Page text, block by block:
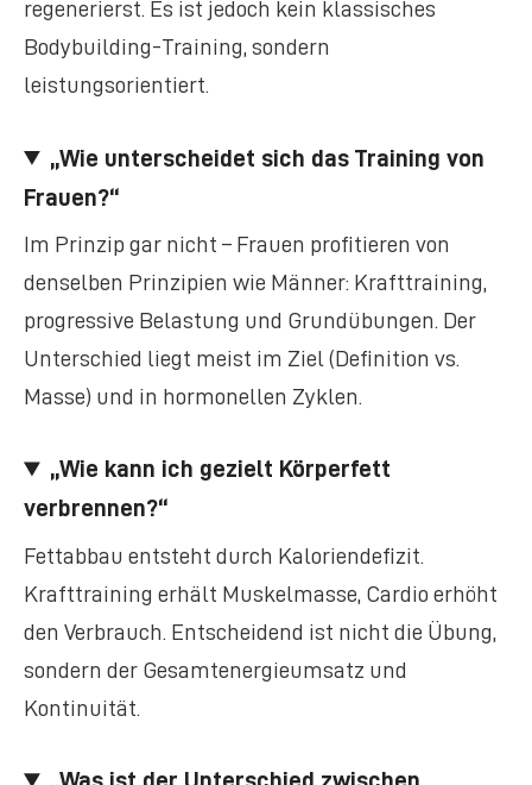
regenerierst. Es ist jedoch kein klassisches
Bodybuilding-Training, sondern
leistungsorientiert.
„Wie unterscheidet sich das Training von
Frauen?“
Im Prinzip gar nicht – Frauen profitieren von
denselben Prinzipien wie Männer: Krafttraining,
progressive Belastung und Grundübungen. Der
Unterschied liegt meist im Ziel (Definition vs.
Masse) und in hormonellen Zyklen.
„Wie kann ich gezielt Körperfett
verbrennen?“
Fettabbau entsteht durch Kaloriendefizit.
Krafttraining erhält Muskelmasse, Cardio erhöht
den Verbrauch. Entscheidend ist nicht die Übung,
sondern der Gesamtenergieumsatz und
Kontinuität.